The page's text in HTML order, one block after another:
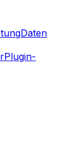
Daten